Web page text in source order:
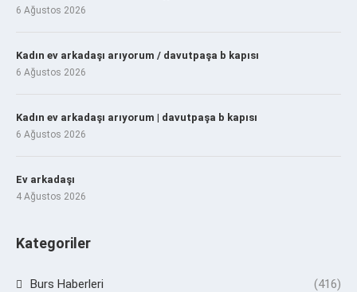
6 Ağustos 2026
Kadın ev arkadaşı arıyorum / davutpaşa b kapısı
6 Ağustos 2026
Kadın ev arkadaşı arıyorum | davutpaşa b kapısı
6 Ağustos 2026
Ev arkadaşı
4 Ağustos 2026
Kategoriler
Burs Haberleri (416)